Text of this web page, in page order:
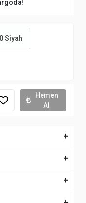
Siyah
Hemen
Al